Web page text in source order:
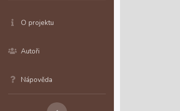
O projektu
Autoři
Nápověda